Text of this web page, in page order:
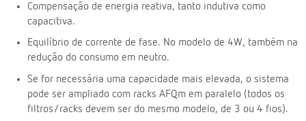
Compensação de energia reativa, tanto indutiva como
capacitiva.
Equilíbrio de corrente de fase. No modelo de 4W, também na
redução do consumo em neutro.
Se for necessária uma capacidade mais elevada, o sistema
pode ser ampliado com racks AFQm em paralelo (todos os
filtros/racks devem ser do mesmo modelo, de 3 ou 4 fios).